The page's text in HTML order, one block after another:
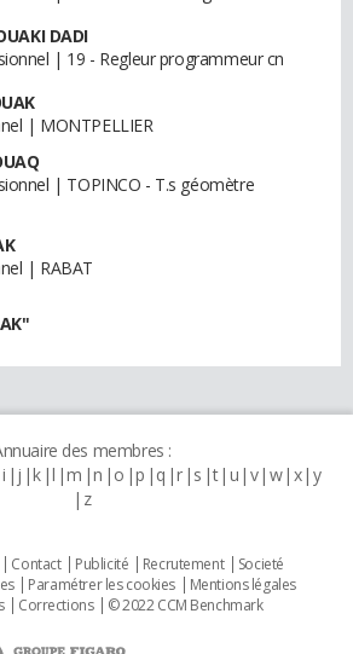
DADI
| 19 - Regleur programmeur cn
| MONTPELLIER
| TOPINCO - T.s géomètre
| RABAT
des membres :
i j k l m n o p q r s t u v w x y
z
Contact Publicité Recrutement
Societé
Paramétrer les cookies
Mentions légales
Corrections © 2022 CCM Benchmark